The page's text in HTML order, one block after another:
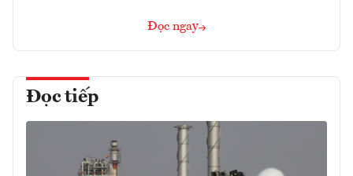
Đọc ngay
Đọc tiếp